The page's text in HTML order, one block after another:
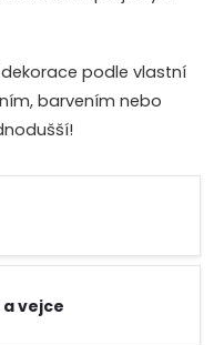
podle vlastní
barvením nebo
vejce